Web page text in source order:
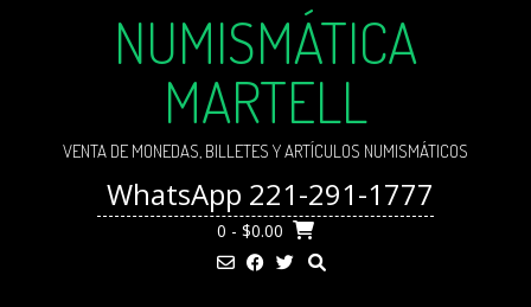
NUMISMÁTICA
MARTELL
VENTA DE MONEDAS, BILLETES Y ARTÍCULOS NUMISMÁTICOS
WhatsApp 221-291-1777
0 - $0.00